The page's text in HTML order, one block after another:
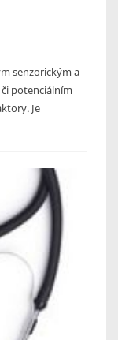
senzorickým a
potenciálním
Je